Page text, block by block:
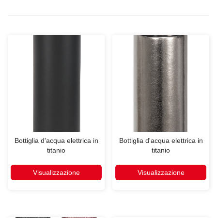
Bottiglia d'acqua elettrica in
titanio
Visualizzazione
Bottiglia d'acqua elettrica in
titanio
Visualizzazione